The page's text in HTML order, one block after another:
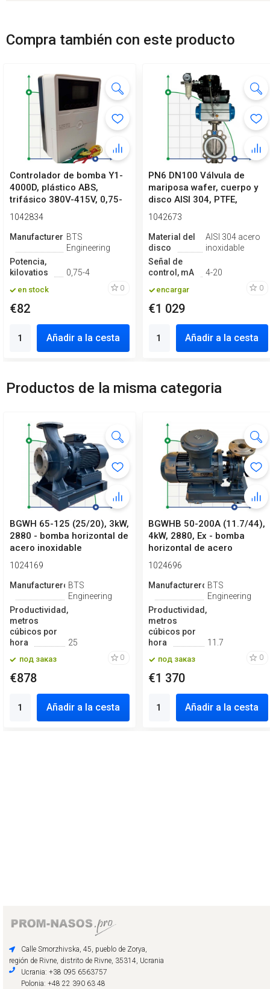
Compra también con este producto
Controlador de bomba Y1-
4000D, plástico ABS,
trifásico 380V-415V, 0,75-
4kW
1042834
ManufactureroBTS
Engineering
Potencia,
kilovatios
0,75-4
en stock 0
€82
Añadir a la cesta
PN6 DN100 Válvula de
mariposa wafer, cuerpo y
disco AISI 304, PTFE,
Simple ef...
1042673
Material del
disco
AISI 304 acero
inoxidable
Señal de
control, mA
4-20
encargar 0
€1 029
Añadir a la cesta
Productos de la misma categoria
BGWH 65-125 (25/20), 3kW,
2880 - bomba horizontal de
acero inoxidable
1024169
Manufacturero BTS
Engineering
Productividad,
metros
cúbicos por
hora
25
под заказ 0
€878
Añadir a la cesta
BGWHB 50-200A (11.7/44),
4kW, 2880, Ex - bomba
horizontal de acero
inoxidable
1024696
Manufacturero BTS
Engineering
Productividad,
metros
cúbicos por
hora
11.7
под заказ 0
€1 370
Añadir a la cesta
Calle Smorzhivska, 45, pueblo de Zorya,
región de Rivne, distrito de Rivne, 35314, Ucrania
Ucrania: +38 095 6563757
Polonia: +48 22 390 63 48